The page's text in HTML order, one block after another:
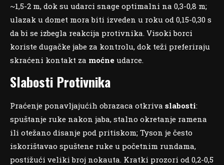
~1,5-2 m, dok su udarci snage optimalni na 0,3-0,8 m;
ulazak u domet mora biti izveden u roku od 0,15-0,30 s
da bi se izbegla reakcija protivnika. Visoki borci
koriste dugačke jabe za kontrolu, dok teži preferiraju
skraćeni kontakt za moćne udarce.
Slabosti Protivnika
Praćenje ponavljajućih obrazaca otkriva slabosti:
spuštanje ruke nakon jaba, stalno okretanje ramena
ili otežano disanje pod pritiskom; Tyson je često
iskorištavao spuštene ruke u početnim rundama,
postižući veliki broj nokauta. Kratki prozori od 0,2-0,5